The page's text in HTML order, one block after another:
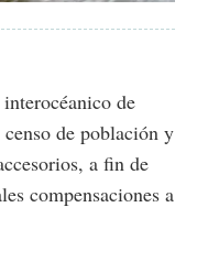
de
de población y
a fin de
compensaciones a